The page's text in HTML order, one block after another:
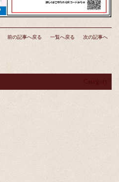
前の記事へ戻る 一覧へ戻る 次の記事へ